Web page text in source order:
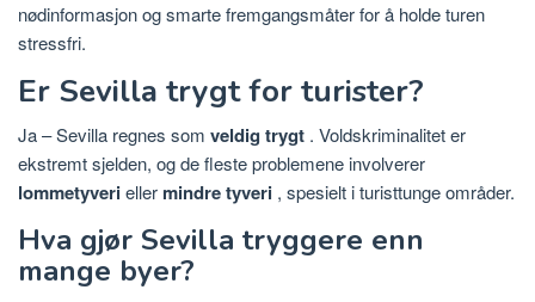
nødinformasjon og smarte fremgangsmåter for å holde turen
stressfri.
Er Sevilla trygt for turister?
Ja – Sevilla regnes som veldig trygt . Voldskriminalitet er
ekstremt sjelden, og de fleste problemene involverer
lommetyverieller mindre tyveri , spesielt i turisttunge områder.
Hva gjør Sevilla tryggere enn
mange byer?